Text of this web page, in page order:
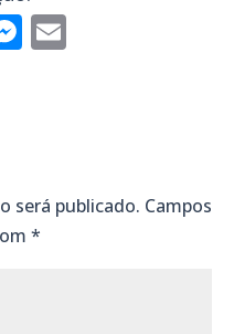
Messenger
será publicado. Campos
*